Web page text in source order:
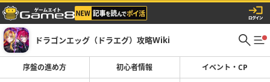
ドラゴンエッグ（ドラエグ）攻略Wiki
序盤の進め方 初心者情報 イベント・CP